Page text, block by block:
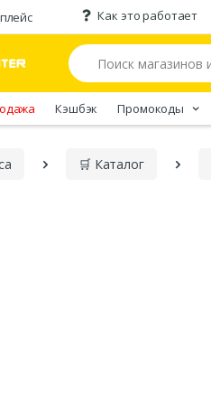
Как это работает
Кэшбэк Промокоды
🛒 Каталог